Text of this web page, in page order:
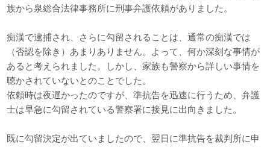
族から泉総合法律事務所に刑事弁護依頼がありました。
痴漢で逮捕され、さらに勾留されることは、通常の痴漢では
（否認を除き）あまりありません。よって、何か深刻な事情が
あると考えられました。しかし、家族も警察から詳しい事情を
聴かされていないとのことでした。
依頼時は夜遅かったのですが、準抗告を迅速に行うため、弁護
士は早急に勾留されている警察署に接見に出向きました。
既に勾留決定が出ていましたので、翌日に準抗告を裁判所に申